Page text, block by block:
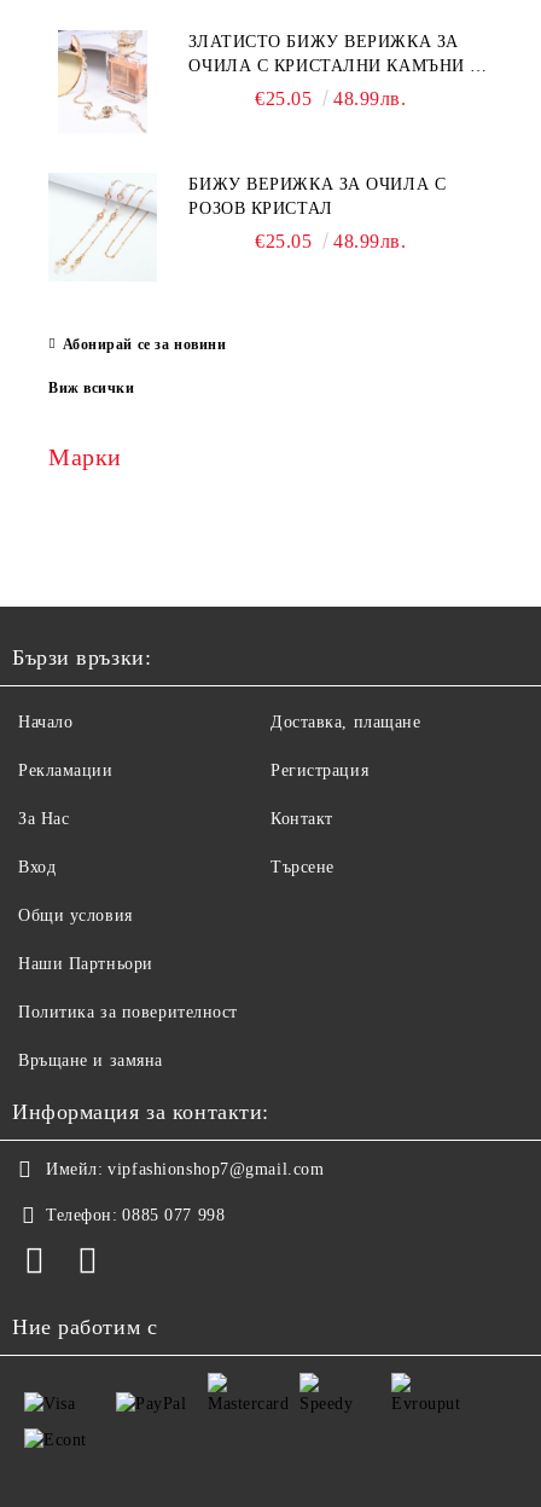
ЗЛАТИСТО БИЖУ ВЕРИЖКА ЗА
ОЧИЛА С КРИСТАЛНИ КАМЪНИ И
€25.05 48.99лв.
БИЖУ ВЕРИЖКА ЗА ОЧИЛА С
РОЗОВ КРИСТАЛ
€25.05 48.99лв.
Абонирай се за новини
Виж всички
Марки
Бързи връзки:
Начало
Рекламации
За Нас
Вход
Доставка, плащане
Регистрация
Контакт
Търсене
Общи условия
Наши Партньори
Политика за поверителност
Връщане и замяна
Информация за контакти:
Имейл: vipfashionshop7@gmail.com
Телефон: 0885 077 998
Ние работим с